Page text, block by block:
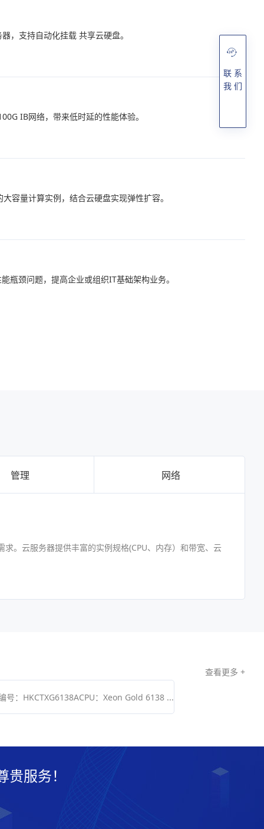
，支持自动化挂载 共享云硬盘。
IB网络，带来低时延的性能体验。
容量计算实例，结合云硬盘实现弹性扩容。
瓶颈问题，提高企业或组织IT基础架构业务。
管理 网络
。云服务器提供丰富的实例规格(CPU、内存）和带宽、云
查看更多 +
：HKCTXG6138ACPU：Xeon Gold 6138 ...
服务！
联 系
我 们